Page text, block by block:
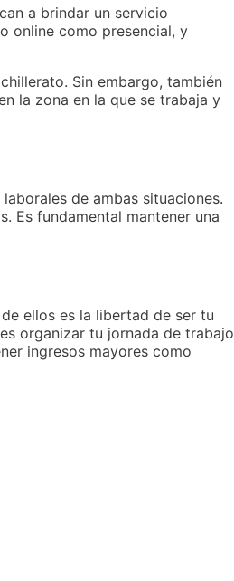
a brindar un servicio
online como presencial, y
Sin embargo, también
la zona en la que se trabaja y
de ambas situaciones.
Es fundamental mantener una
ellos es la libertad de ser tu
organizar tu jornada de trabajo
ingresos mayores como